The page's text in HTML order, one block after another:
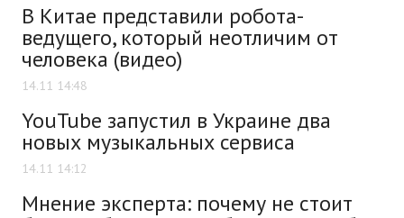
В Китае представили робота-
ведущего, который неотличим от
человека (видео)
14.11 14:48
YouTube запустил в Украине два
новых музыкальных сервиса
14.11 14:12
Мнение эксперта: почему не стоит